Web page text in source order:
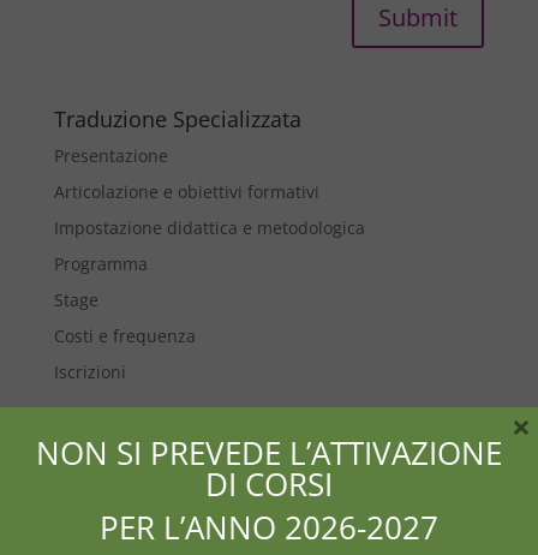
Submit
Traduzione Specializzata
Presentazione
Articolazione e obiettivi formativi
Impostazione didattica e metodologica
Programma
Stage
Costi e frequenza
Iscrizioni
NON SI PREVEDE L’ATTIVAZIONE
DI CORSI
PER L’ANNO 2026-2027
×